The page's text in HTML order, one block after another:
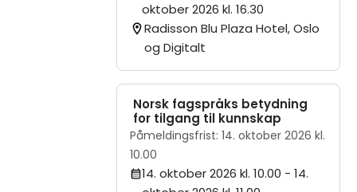
oktober 2026 kl. 16.30
Radisson Blu Plaza Hotel, Oslo
og Digitalt
Norsk fagspråks betydning
for tilgang til kunnskap
Påmeldingsfrist: 14. oktober 2026 kl.
10.00
14. oktober 2026 kl. 10.00 - 14.